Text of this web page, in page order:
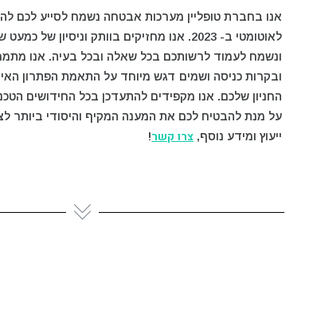
אנו בחברת טופליין מערכות אבטחה נשמח לסייע לכם
לאוטומטי ב- 2023. אנו מחזיקים בוותק וניסיון
ונשמח לעמוד לרשותכם בכל שאלה ובכל בעיה. אנו
ובקרות כניסה ושמים דגש מיוחד על התאמת הפתרון
החניון שלכם. אנו מקפידים להתעדכן בכל החידושים
על מנת להבטיח לכם את המענה המקיף והיסודי ביותר
ייעוץ ומידע נוסף, צרו קשר!